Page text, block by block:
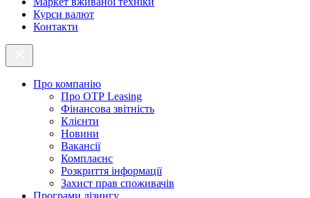
Курси валют
Контакти
Про компанію
Про ОТР Leasing
Фінансова звітність
Клієнти
Новини
Вакансії
Комплаєнс
Розкриття інформації
Захист прав споживачів
Програми лізингу